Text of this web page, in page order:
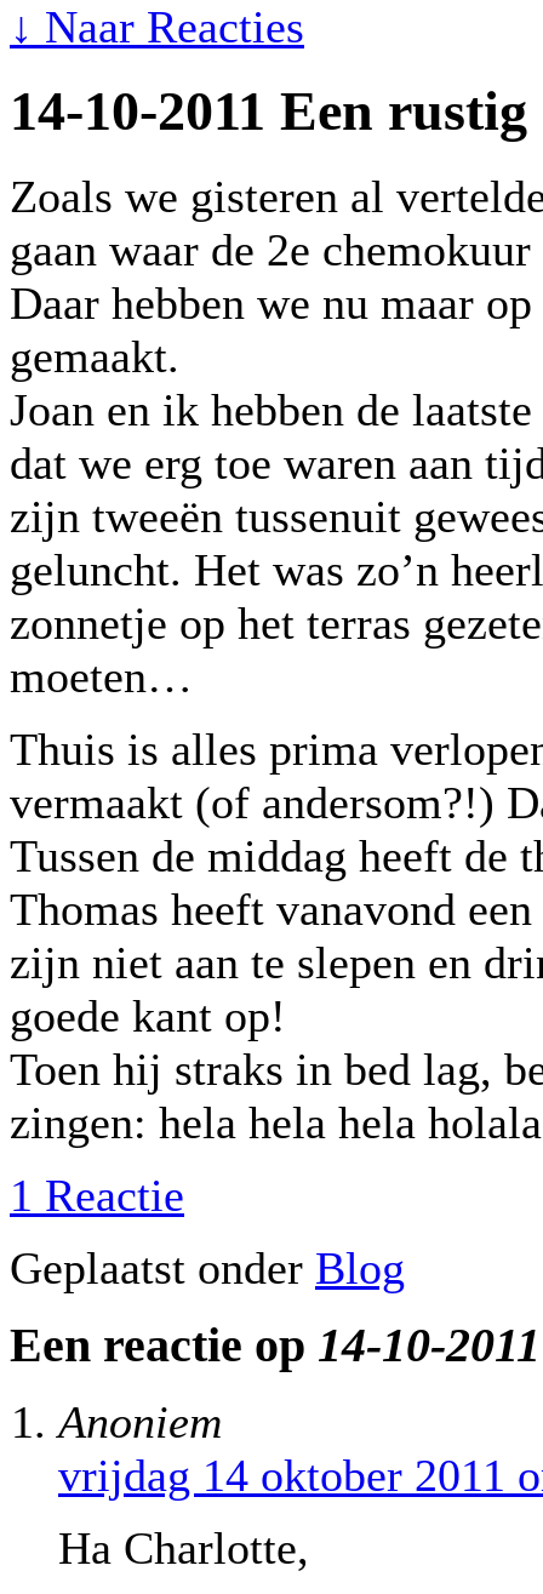
↓ Naar Reacties
14-10-2011 Een
Zoals we gisteren al
gaan waar de 2e
Daar hebben we nu maar
gemaakt.
Joan en ik hebben de
dat we erg toe waren aan
zijn tweeën tussenuit
geluncht. Het was zo’n
zonnetje op het terras
moeten…
Thuis is alles prima
vermaakt (of andersom?!)
Tussen de middag heeft de
Thomas heeft vanavond
zijn niet aan te slepen en
goede kant op!
Toen hij straks in bed lag,
zingen: hela hela hela
1 Reactie
Geplaatst onder Blog
Een reactie op 14-10-
Anoniem
vrijdag 14 oktober 2011
Ha Charlotte,